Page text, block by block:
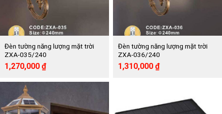
Đèn tường năng lượng mặt trời
ZXA-035/240
Giá
gốc
là:
2,541,000 ₫.
1,270,000 ₫Giá
hiện
tại
Đèn tường năng lượng mặt trời
ZXA-036/240
Giá
gốc
1,310,000 ₫Giá
hiện
1,310,000 ₫.